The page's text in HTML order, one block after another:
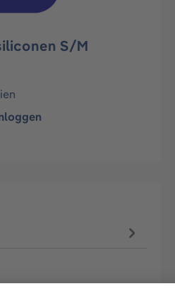
S/M